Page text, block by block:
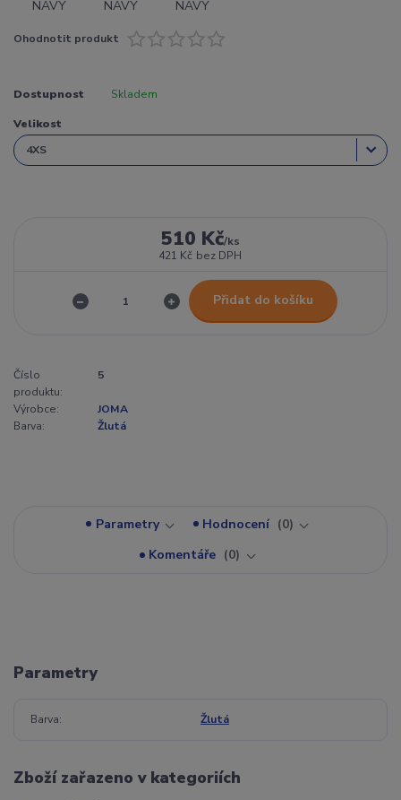
Ohodnotit produkt
Dostupnost Skladem
Velikost
510 Kč/ks
421 Kč bez DPH
Přidat do košíku
Číslo
produktu:
5
Výrobce:
JOMA
Barva:
Žlutá
Parametry Hodnocení
0
Komentáře
0
Parametry
Barva Žlutá
Zboží zařazeno v kategoriích